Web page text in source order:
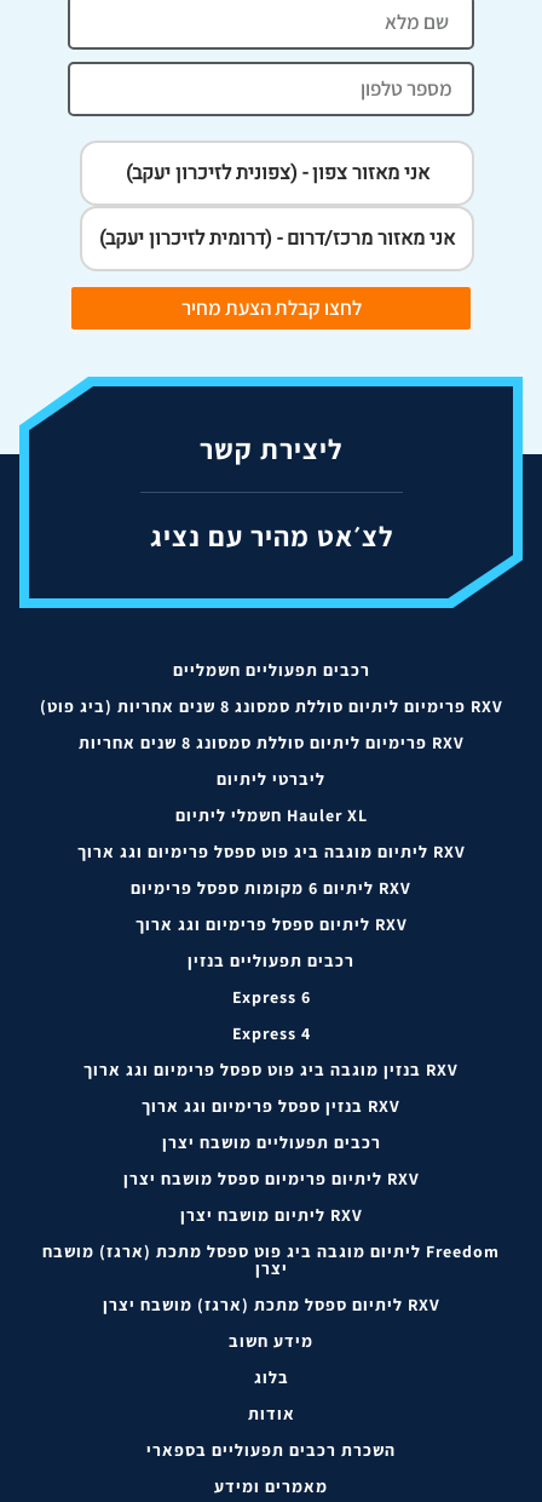
אני מאזור צפון - (צפונית לזיכרון יעקב)
אני מאזור מרכז/דרום - (דרומית לזיכרון יעקב)
לחצו קבלת הצעת מחיר
ליצירת קשר
לצ׳אט מהיר עם נציג
רכבים תפעוליים חשמליים
RXV פרימיום ליתיום סוללת סמסונג 8 שנים אחריות (ביג פוט)
RXV פרימיום ליתיום סוללת סמסונג 8 שנים אחריות
ליברטי ליתיום
Hauler XL חשמלי ליתיום
RXV ליתיום מוגבה ביג פוט ספסל פרימיום וגג ארוך
RXV ליתיום 6 מקומות ספסל פרימיום
RXV ליתיום ספסל פרימיום וגג ארוך
רכבים תפעוליים בנזין
Express 6
Express 4
RXV בנזין מוגבה ביג פוט ספסל פרימיום וגג ארוך
RXV בנזין ספסל פרימיום וגג ארוך
רכבים תפעוליים מושבח יצרן
RXV ליתיום פרימיום ספסל מושבח יצרן
RXV ליתיום מושבח יצרן
Freedom ליתיום מוגבה ביג פוט ספסל מתכת (ארגז) מושבח
יצרן
RXV ליתיום ספסל מתכת (ארגז) מושבח יצרן
מידע חשוב
בלוג
אודות
השכרת רכבים תפעוליים בספארי
מאמרים ומידע